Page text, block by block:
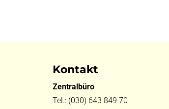
Kontakt
Zentralbüro
Tel.: (030) 643 849 70